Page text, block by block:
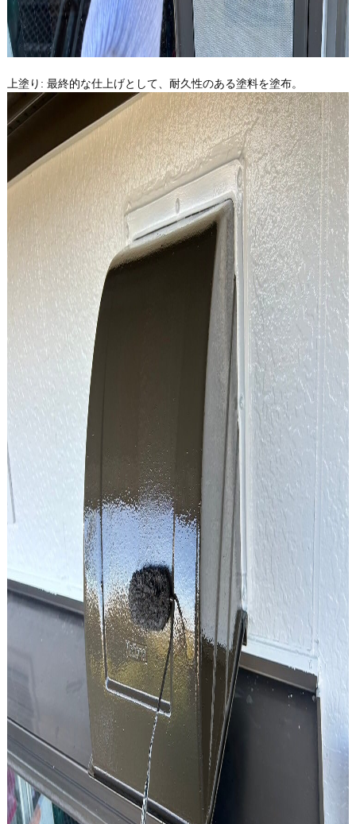
上塗り: 最終的な仕上げとして、耐久性のある塗料を塗布。